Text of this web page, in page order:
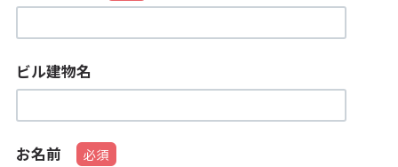
ビル建物名
お名前